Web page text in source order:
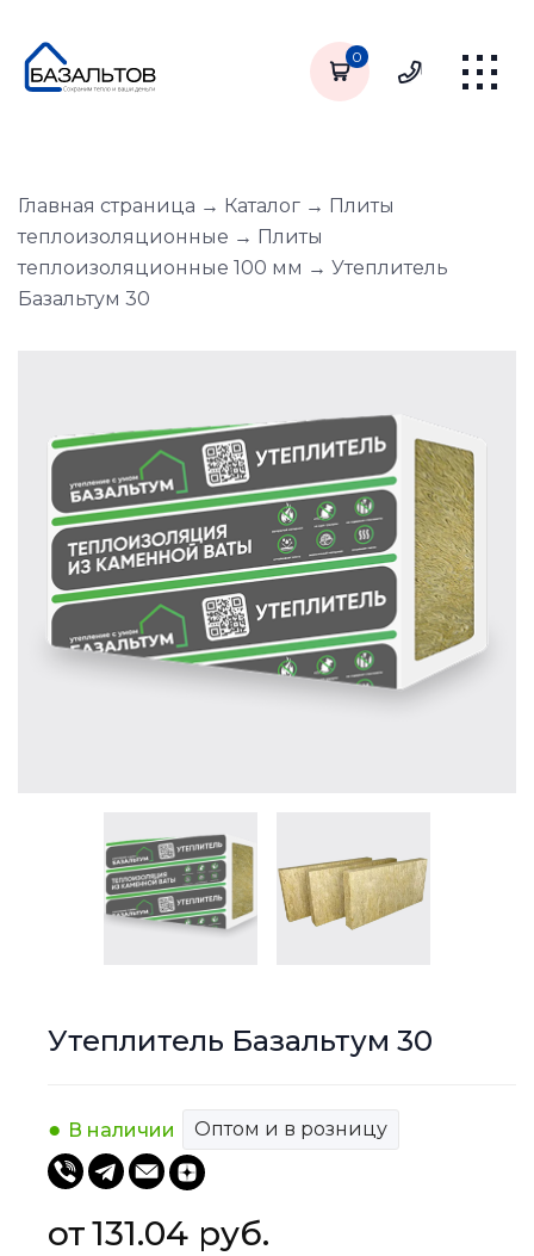
0
Главная страница → Каталог → Плиты
теплоизоляционные → Плиты
теплоизоляционные 100 мм → Утеплитель
Базальтум 30
Утеплитель Базальтум 30
131.04 руб.
В наличии Оптом и в розницу